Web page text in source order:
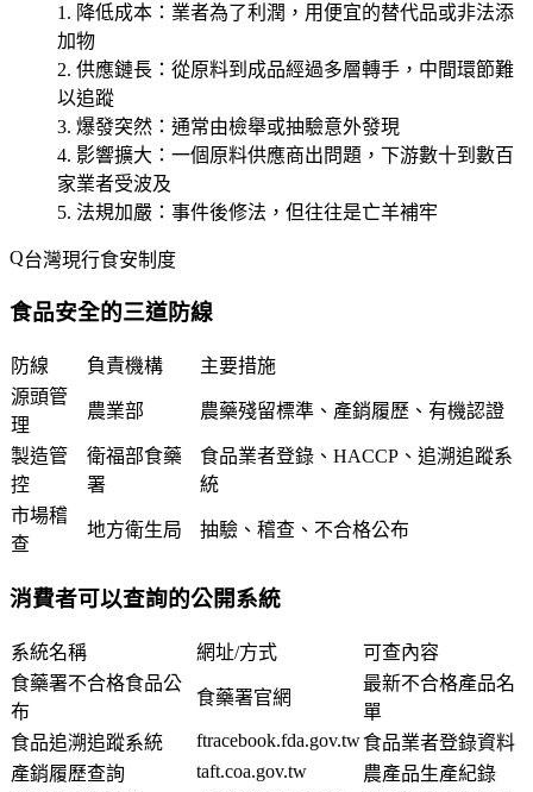
降低成本 ：業者為了利潤，用便宜的替代品或非法添
加物
供應鏈長 ：從原料到成品經過多層轉手，中間環節難
以追蹤
爆發突然 ：通常由檢舉或抽驗意外發現
影響擴大 ：一個原料供應商出問題，下游數十到數百
家業者受波及
法規加嚴 ：事件後修法，但往往是亡羊補牢
台灣現行食安制度
食品安全的三道防線
防線 負責機構
主要措施
源頭管
理
農業部 農藥殘留標準、產銷履歷、有機認證
製造管
控
衛福部食藥
署
食品業者登錄、HACCP、追溯追蹤系
統
市場稽
查
地方衛生局 抽驗、稽查、不合格公布
消費者可以查詢的公開系統
系統名稱 網址/方式
可查內容
食藥署不合格食品公
布
食藥署官網
最新不合格產品名
單
食品追溯追蹤系統
ftracebook.fda.gov.tw食品業者登錄資料
產銷履歷查詢
taft.coa.gov.tw
農產品生產紀錄